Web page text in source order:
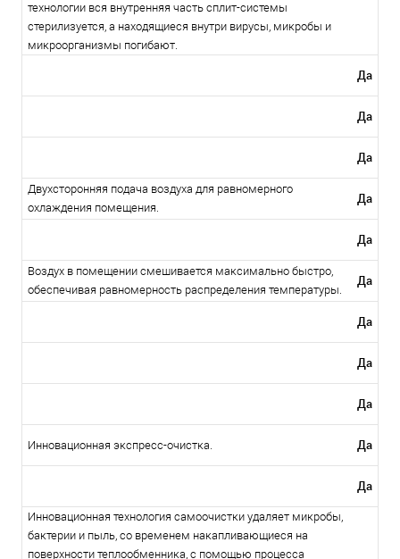
технологии вся внутренняя часть сплит-системы
стерилизуется, а находящиеся внутри вирусы, микробы и
микроорганизмы погибают.
Да
Да
Да
Двухсторонняя подача воздуха для равномерного
охлаждения помещения.
Да
Да
Воздух в помещении смешивается максимально быстро,
обеспечивая равномерность распределения температуры.
Да
Да
Да
Да
Инновационная экспресс-очистка. Да
Да
Инновационная технология самоочистки удаляет микробы,
бактерии и пыль, со временем накапливающиеся на
поверхности теплообменника, с помощью процесса